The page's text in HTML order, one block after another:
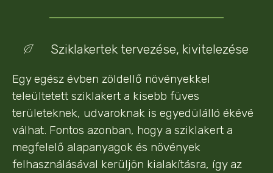
Sziklakertek tervezése, kivitelezése
Egy egész évben zöldellő növényekkel
teleültetett sziklakert a kisebb füves
területeknek, udvaroknak is egyedülálló ékévé
válhat. Fontos azonban, hogy a sziklakert a
megfelelő alapanyagok és növények
felhasználásával kerüljön kialakításra, így az